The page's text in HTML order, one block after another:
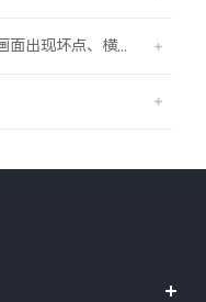
相机取景画面或者拍出的照片、视频画面出现坏点、横线、竖线的现象